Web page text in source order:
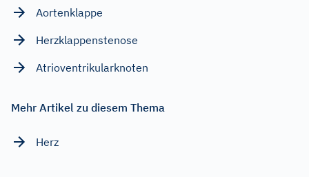
Aortenklappe
Herzklappenstenose
Atrioventrikularknoten
Mehr Artikel zu diesem Thema
Herz